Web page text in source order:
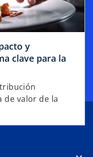
y
clave para la
de valor de la